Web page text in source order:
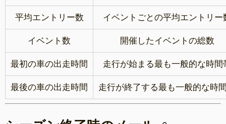
平均エントリー数 イベントごとの平均エントリー
イベント数 開催したイベントの総数
最初の車の出走時間 走行が始まる最も一般的な時間
最後の車の出走時間 走行が終了する最も一般的な時